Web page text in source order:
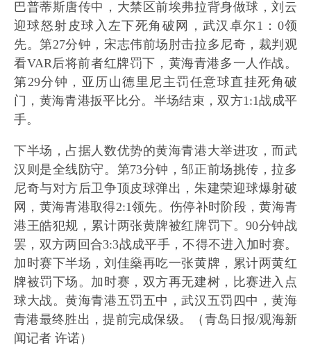
巴普蒂斯唐传中，大禁区前埃弗拉背身做球，刘云
迎球怒射皮球入左下死角破网，武汉卓尔1：0领
先。第27分钟，宋志伟前场肘击拉多尼奇，裁判观
看VAR后将前者红牌罚下，黄海青港多一人作战。
第29分钟，亚历山德里尼主罚任意球直挂死角破
门，黄海青港扳平比分。半场结束，双方1:1战成平
手。
下半场，占据人数优势的黄海青港大举进攻，而武
汉则是全线防守。第73分钟，邹正前场挑传，拉多
尼奇与对方后卫争顶皮球弹出，朱建荣迎球爆射破
网，黄海青港取得2:1领先。伤停补时阶段，黄海青
港王皓犯规，累计两张黄牌被红牌罚下。90分钟战
罢，双方两回合3:3战成平手，不得不进入加时赛。
加时赛下半场，刘佳燊再吃一张黄牌，累计两黄红
牌被罚下场。加时赛，双方再无建树，比赛进入点
球大战。黄海青港五罚五中，武汉五罚四中，黄海
青港最终胜出，提前完成保级。（青岛日报/观海新
闻记者 许诺）